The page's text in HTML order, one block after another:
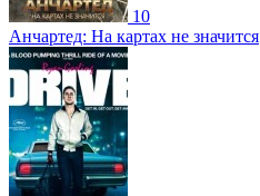
10
Анчартед: На картах не значится